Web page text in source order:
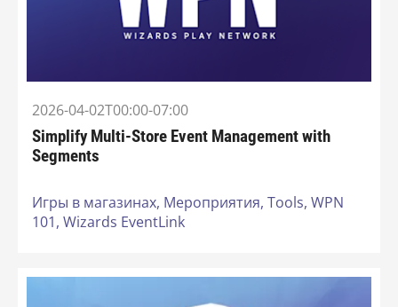
2026-04-02T00:00-07:00
Simplify Multi-Store Event Management with
Segments
Игры в магазинах, Мероприятия, Tools, WPN
101, Wizards EventLink